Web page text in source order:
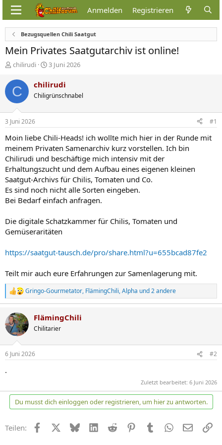
Anmelden Registrieren
Bezugsquellen Chili Saatgut
Mein Privates Saatgutarchiv ist online!
E
s
t
e
r
chilirudi
E
s
e
t
a
m
3 Juni 2026
C chilirudi
Chiligrünschnabel
3 Juni 2026 #1
Moin liebe Chili-Heads! ich wollte mich hier in der Runde mit
meinem Privaten Samenarchiv kurz vorstellen. Ich bin
Chilirudi und beschäftige mich intensiv mit der
Erhaltungszucht und dem Aufbau eines eigenen kleinen
Saatgut-Archivs für Chilis, Tomaten und Co.
Es sind noch nicht alle Sorten eingeben.
Bei Bedarf einfach anfragen.
Die digitale Schatzkammer für Chilis, Tomaten und
Gemüseraritäten
https://saatgut-tausch.de/pro/share.html?u=655bcad87fe2
Teilt mir auch eure Erfahrungen zur Samenlagerung mit.
R
e
k
t
i
e
Gringo-Gourmetator, FlämingChili,Alpha und 2 andere
FlämingChili
Chilitarier
6 Juni 2026 #2
.
Zuletzt bearbeitet: 6 Juni 2026
Du musst dich einloggen oder registrieren, um hier zu antworten.
Teilen: Facebook BlueskyLinkedIn
Reddit PinterestTumblr WhatsApp
E-Mail